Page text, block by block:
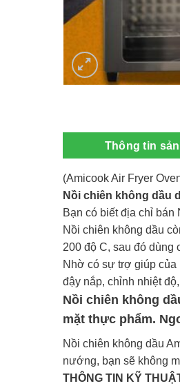
Thông tin
(Amicook Air Fryer
Nồi chiên không dầu
Bạn có biết địa chỉ bán
Nồi chiên không dầu
200 độ C, sau đó dùng
Nhờ có sự trợ giúp của
đậy nắp, chỉnh nhiệt
Nồi chiên không
mặt thực phẩm.
Nồi chiên không dầu
nướng, bạn sẽ không
THÔNG TIN KỸ